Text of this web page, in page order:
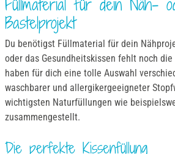
Bastelprojekt
Du benötigst Füllmaterial für dein
oder das Gesundheitskissen fehlt noch
haben für dich eine tolle Auswahl
waschbarer und allergikergeeigneter
wichtigsten Naturfüllungen wie
zusammengestellt.
Die perfekte Kissenfüllung